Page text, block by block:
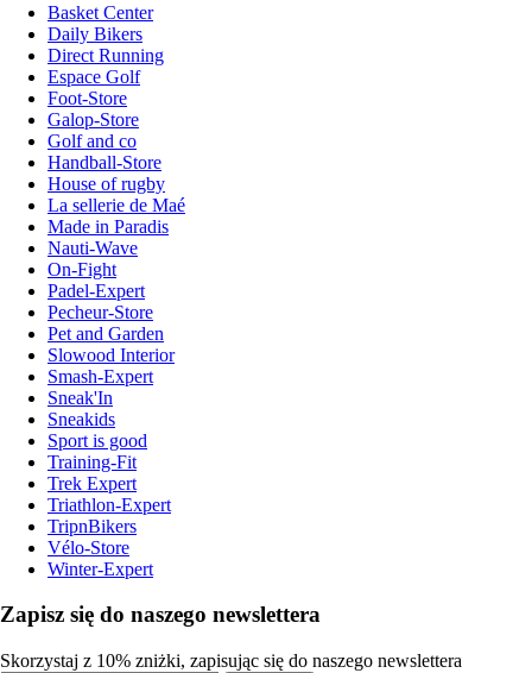
Basket Center
Daily Bikers
Direct Running
Espace Golf
Foot-Store
Galop-Store
Golf and co
Handball-Store
House of rugby
La sellerie de Maé
Made in Paradis
Nauti-Wave
On-Fight
Padel-Expert
Pecheur-Store
Pet and Garden
Slowood Interior
Smash-Expert
Sneak'In
Sneakids
Sport is good
Training-Fit
Trek Expert
Triathlon-Expert
TripnBikers
Vélo-Store
Winter-Expert
Zapisz się do naszego newslettera
Skorzystaj z 10% zniżki, zapisując się do naszego newslettera